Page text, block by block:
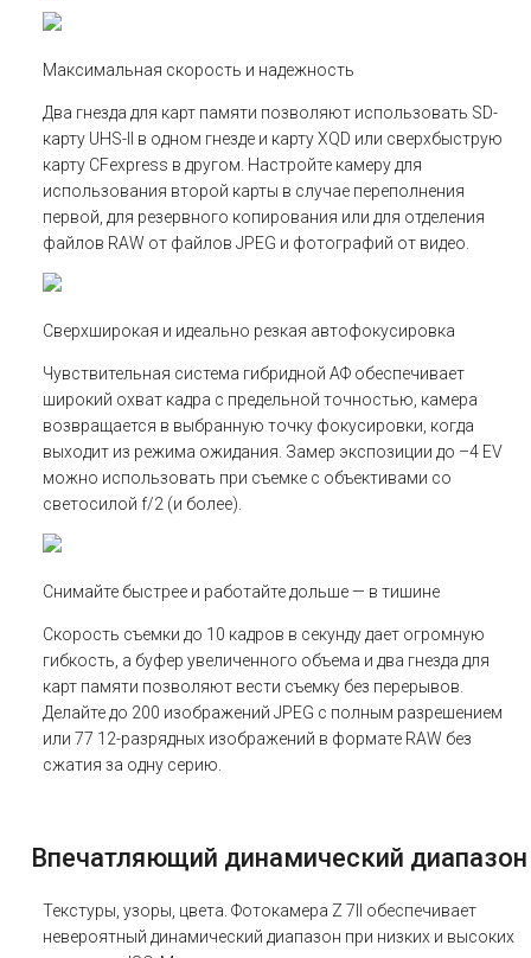
Максимальная скорость и надежность
Два гнезда для карт памяти позволяют использовать SD-
карту UHS-II в одном гнезде и карту XQD или сверхбыструю
карту CFexpress в другом. Настройте камеру для
использования второй карты в случае переполнения
первой, для резервного копирования или для отделения
файлов RAW от файлов JPEG и фотографий от видео.
Сверхширокая и идеально резкая автофокусировка
Чувствительная система гибридной АФ обеспечивает
широкий охват кадра с предельной точностью, камера
возвращается в выбранную точку фокусировки, когда
выходит из режима ожидания. Замер экспозиции до –4 EV
можно использовать при съемке с объективами со
светосилой f/2 (и более).
Снимайте быстрее и работайте дольше — в тишине
Скорость съемки до 10 кадров в секунду дает огромную
гибкость, а буфер увеличенного объема и два гнезда для
карт памяти позволяют вести съемку без перерывов.
Делайте до 200 изображений JPEG с полным разрешением
или 77 12-разрядных изображений в формате RAW без
сжатия за одну серию.
Впечатляющий динамический диапазон
Текстуры, узоры, цвета. Фотокамера Z 7II обеспечивает
невероятный динамический диапазон при низких и высоких